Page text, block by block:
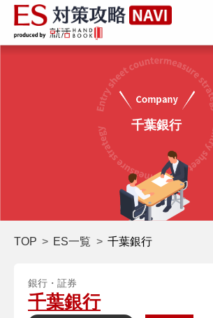
千葉銀行
TOP ES一覧 千葉銀行
銀行・証券
千葉銀行